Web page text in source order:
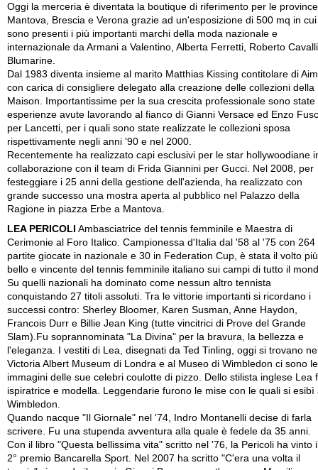
Oggi la merceria è diventata la boutique di riferimento per le
Mantova, Brescia e Verona grazie ad un'esposizione di 500 mq in cui
sono presenti i più importanti marchi della moda nazionale e
internazionale da Armani a Valentino, Alberta Ferretti, Roberto
Blumarine.
Dal 1983 diventa insieme al marito Matthias Kissing contitolare di
con carica di consigliere delegato alla creazione delle collezioni della
Maison. Importantissime per la sua crescita professionale sono state
esperienze avute lavorando al fianco di Gianni Versace ed Enzo
per Lancetti, per i quali sono state realizzate le collezioni sposa
rispettivamente negli anni '90 e nel 2000.
Recentemente ha realizzato capi esclusivi per le star hollywoodiane
collaborazione con il team di Frida Giannini per Gucci. Nel 2008, per
festeggiare i 25 anni della gestione dell'azienda, ha realizzato con
grande successo una mostra aperta al pubblico nel Palazzo della
Ragione in piazza Erbe a Mantova.
LEA PERICOLI Ambasciatrice del tennis femminile e Maestra di
Cerimonie al Foro Italico. Campionessa d'Italia dal '58 al '75 con 264
partite giocate in nazionale e 30 in Federation Cup, è stata il volto più
bello e vincente del tennis femminile italiano sui campi di tutto il
Su quelli nazionali ha dominato come nessun altro tennista
conquistando 27 titoli assoluti. Tra le vittorie importanti si ricordano i
successi contro: Sherley Bloomer, Karen Susman, Anne Haydon,
Francois Durr e Billie Jean King (tutte vincitrici di Prove del Grande
Slam).Fu soprannominata "La Divina" per la bravura, la bellezza e
l'eleganza. I vestiti di Lea, disegnati da Ted Tinling, oggi si trovano
Victoria Albert Museum di Londra e al Museo di Wimbledon ci sono le
immagini delle sue celebri coulotte di pizzo. Dello stilista inglese Lea
ispiratrice e modella. Leggendarie furono le mise con le quali si esibì
Wimbledon.
Quando nacque "Il Giornale" nel '74, Indro Montanelli decise di farla
scrivere. Fu una stupenda avventura alla quale è fedele da 35 anni.
Con il libro "Questa bellissima vita" scritto nel '76, la Pericoli ha vinto
2° premio Bancarella Sport. Nel 2007 ha scritto "C'era una volta il